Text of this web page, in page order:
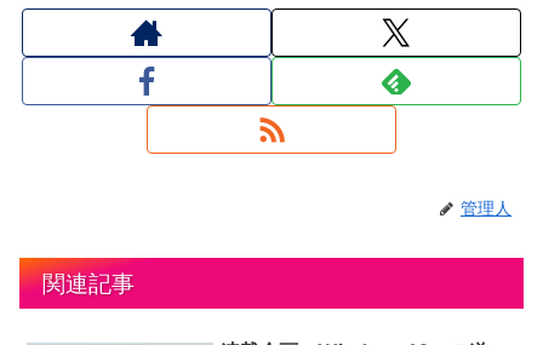
管理人
関連記事